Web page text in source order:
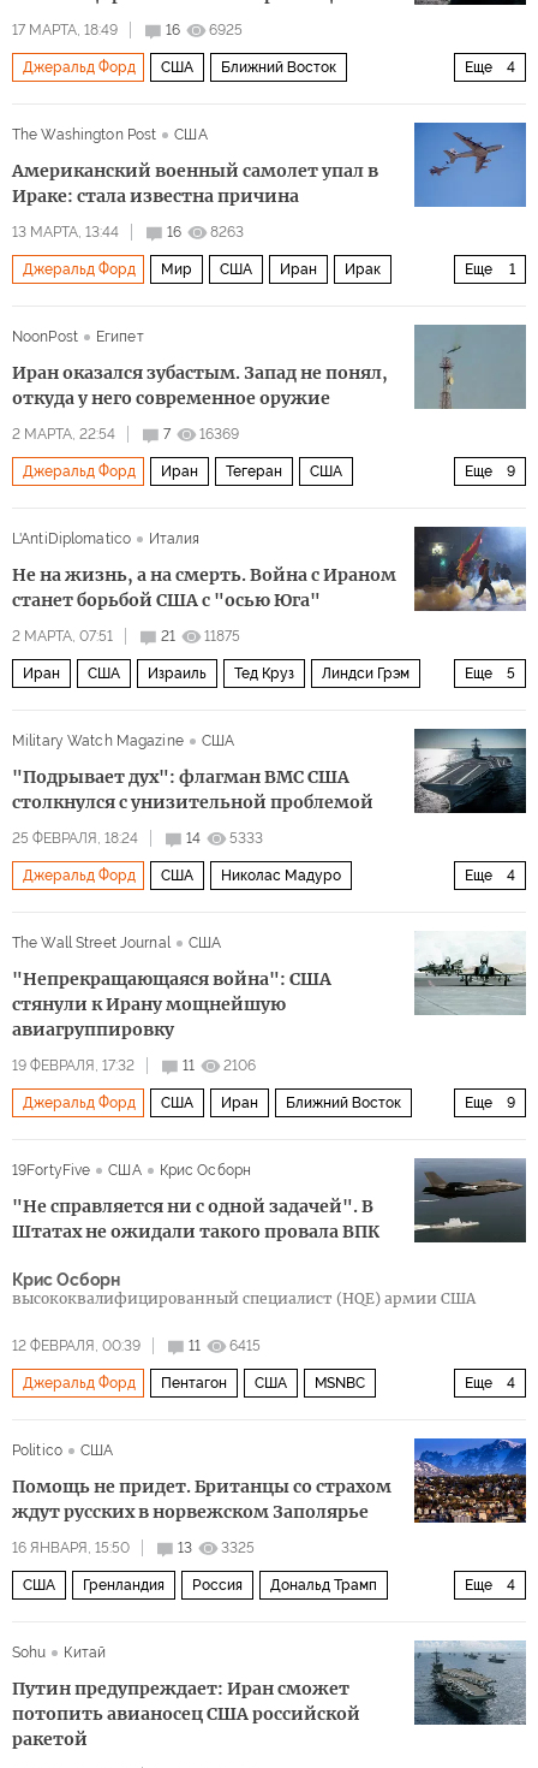
17 МАРТА, 18:49 16 6925
Еще 4
Джеральд Форд США Ближний Восток
The Washington Post США
Американский военный самолет упал в
Ираке: стала известна причина
13 МАРТА, 13:44 16 8263
Еще 1
Джеральд Форд Мир США Иран Ирак
NoonPost
Египет
Иран оказался зубастым. Запад не понял,
откуда у него современное оружие
2 МАРТА, 22:54 7 16369
Еще 9
Джеральд Форд Иран Тегеран США
Корпус стражей исламской революции (КСИР) СУ-35
Ми-28 РД-250 Политика
L'AntiDiplomatico Италия
Не на жизнь, а на смерть. Война с Ираном
станет борьбой США с "осью Юга"
2 МАРТА, 07:51 21 11875
Еще 5
Иран США Израиль Тед Круз Линдси Грэм
Military Watch Magazine США
"Подрывает дух": флагман ВМС США
столкнулся с унизительной проблемой
25 ФЕВРАЛЯ, 18:24 14 5333
Еще 4
Джеральд Форд США Николас Мадуро
The Wall Street Journal
США
"Непрекращающаяся война": США
стянули к Ирану мощнейшую
авиагруппировку
19 ФЕВРАЛЯ, 17:32 11 2106
Еще 9
Джеральд Форд США Иран Ближний Восток
Корпус стражей исламской революции Пентагон
19FortyFive США Крис Осборн
"Не справляется ни с одной задачей". В
Штатах не ожидали такого провала ВПК
Крис Осборн
высококвалифицированный специалист (HQE) армии США
12 ФЕВРАЛЯ, 00:39 11 6415
Еще 4
Джеральд Форд Пентагон США MSNBC
Politico
США
Помощь не придет. Британцы со страхом
ждут русских в норвежском Заполярье
16 ЯНВАРЯ, 15:50 13 3325
Еще 4
США Гренландия Россия Дональд Трамп
Sohu
Китай
Путин предупреждает: Иран сможет
потопить авианосец США российской
ракетой